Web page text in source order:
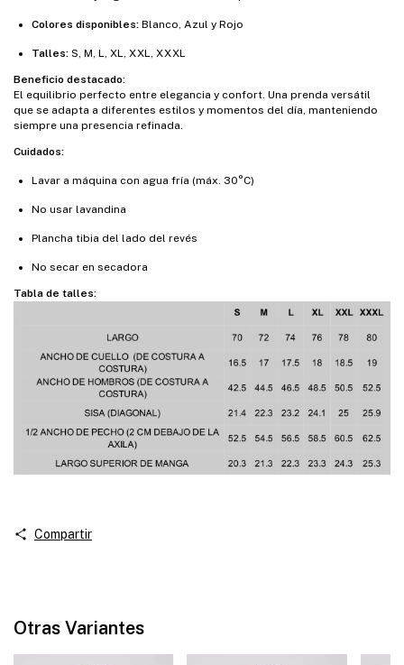
Colores disponibles: Blanco, Azul y Rojo
Talles: S, M, L, XL, XXL, XXXL
Beneficio destacado:
El equilibrio perfecto entre elegancia y confort. Una prenda versátil
que se adapta a diferentes estilos y momentos del día, manteniendo
siempre una presencia refinada.
Cuidados:
Lavar a máquina con agua fría (máx. 30°C)
No usar lavandina
Plancha tibia del lado del revés
No secar en secadora
Tabla de talles:
Compartir
Otras Variantes